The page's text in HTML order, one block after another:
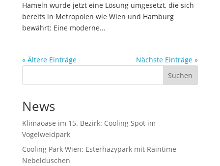
Hameln wurde jetzt eine Lösung umgesetzt, die sich
bereits in Metropolen wie Wien und Hamburg
bewährt: Eine moderne...
« Ältere Einträge
Nächste Einträge »
Suchen
News
Klimaoase im 15. Bezirk: Cooling Spot im
Vogelweidpark
Cooling Park Wien: Esterhazypark mit Raintime
Nebelduschen